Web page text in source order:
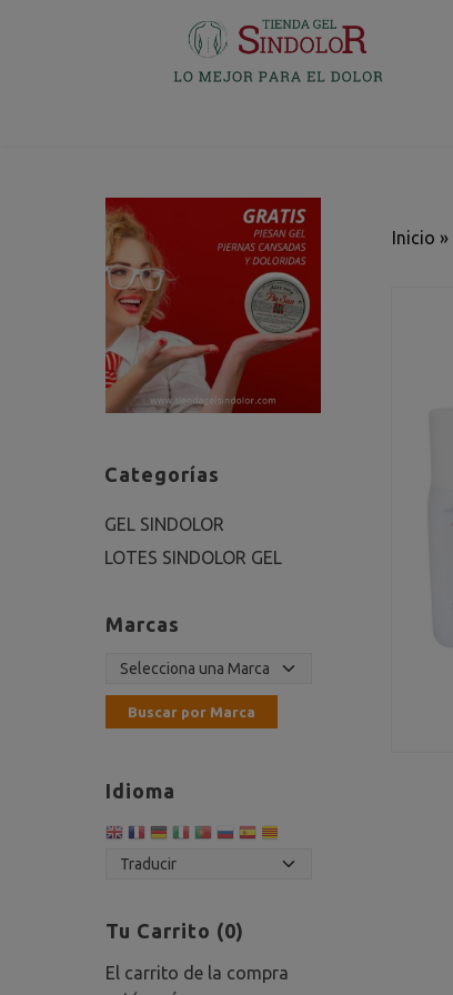
Categorías
GEL SINDOLOR
LOTES SINDOLOR GEL
Marcas
Idioma
Tu Carrito (0)
El carrito de la compra
Inicio »